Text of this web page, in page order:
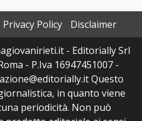
Privacy Policy
Disclaimer
- Editorially Srl
- P.Iva 16947451007 -
Questo
in quanto viene
periodicità. Non può